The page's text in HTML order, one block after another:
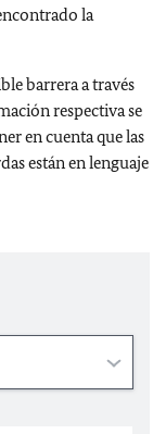
la
barrera a través
respectiva se
en cuenta que las
están en lenguaje